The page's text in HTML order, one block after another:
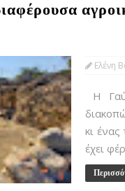
Ελένη
Η
κι
έχει